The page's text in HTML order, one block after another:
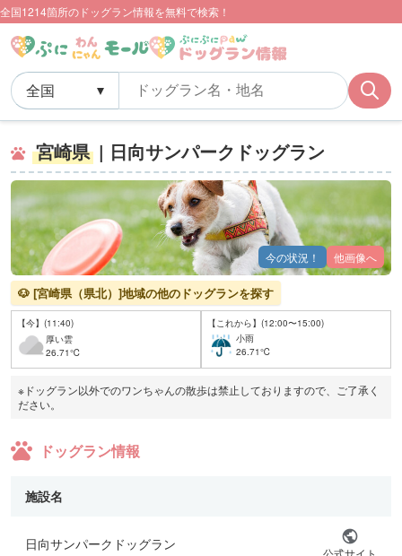
全国1214箇所のドッグラン情報を無料で検索！
宮崎県 | 日向サンパークドッグラン
今の状況！ 他画像へ
🐶 [宮崎県（県北）]地域の他のドッグランを探す
【今】(11:40)
厚い雲
26.71℃
【これから】(12:00〜15:00)
小雨
26.71℃
※ドッグラン以外でのワンちゃんの散歩は禁止しておりますので、ご了承く
ださい。
ドッグラン情報
施設名
日向サンパークドッグラン 公式サイト